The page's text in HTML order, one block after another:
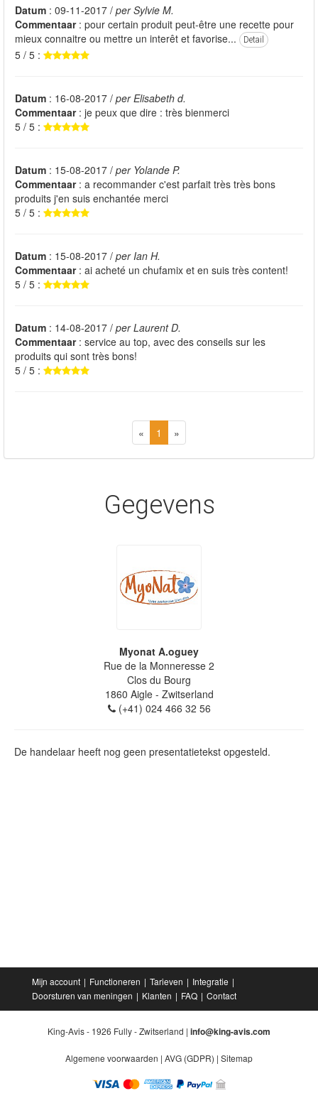
Datum : 09-11-2017 / per Sylvie M.
Commentaar: pour certain produit peut-être une recette pour
mieux connaitre ou mettre un interêt et favorise...
Detail
5 / 5 :
Datum : 16-08-2017 / per Elisabeth d.
Commentaar: je peux que dire : très bienmerci
5 / 5 :
Datum : 15-08-2017 / per Yolande P.
Commentaar: a recommander c'est parfait très très bons
produits j'en suis enchantée merci
5 / 5 :
Datum : 15-08-2017 / per Ian H.
Commentaar: ai acheté un chufamix et en suis très content!
5 / 5 :
Datum : 14-08-2017 / per Laurent D.
Commentaar: service au top, avec des conseils sur les
produits qui sont très bons!
5 / 5 :
« 1 »
Gegevens
Myonat A.oguey
Rue de la Monneresse 2
Clos du Bourg
1860 Aigle- Zwitserland
(+41) 024 466 32 56
De handelaar heeft nog geen presentatietekst opgesteld.
Mijn account Functioneren Tarieven
Integratie
Doorsturen van meningen
Klanten FAQ Contact
King-Avis - 1926 Fully - Zwitserland | info@king-avis.com
Algemene voorwaarden | AVG (GDPR) | Sitemap